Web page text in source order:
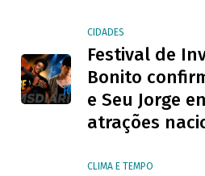
CIDADES
Festival de
Bonito
e Seu Jorge
atrações
CLIMA E TEMPO